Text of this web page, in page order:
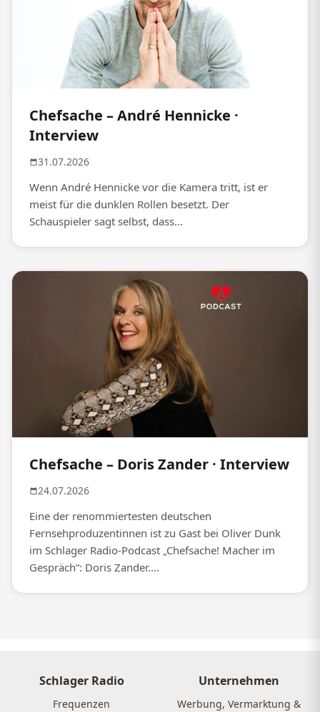
Chefsache – André Hennicke ·
Interview
31.07.2026
Wenn André Hennicke vor die Kamera tritt, ist er
meist für die dunklen Rollen besetzt. Der
Schauspieler sagt selbst, dass...
Chefsache – Doris Zander · Interview
24.07.2026
Eine der renommiertesten deutschen
Fernsehproduzentinnen ist zu Gast bei Oliver Dunk
im Schlager Radio-Podcast „Chefsache! Macher im
Gespräch“: Doris Zander....
Schlager Radio
Frequenzen
Unternehmen
Werbung, Vermarktung &